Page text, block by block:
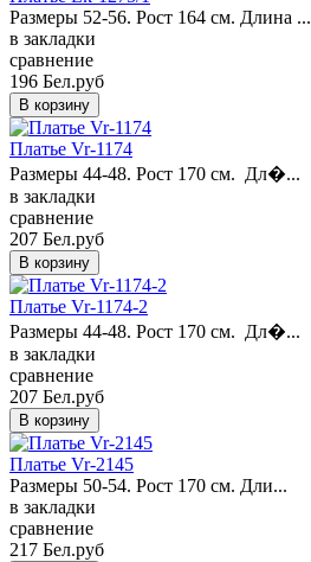
Размеры 52-56. Рост 164 см. Длина ...
в закладки
сравнение
196 Бел.руб
Платье Vr-1174
Размеры 44-48. Рост 170 см. Дл�...
в закладки
сравнение
207 Бел.руб
Платье Vr-1174-2
Размеры 44-48. Рост 170 см. Дл�...
в закладки
сравнение
207 Бел.руб
Платье Vr-2145
Размеры 50-54. Рост 170 см. Дли...
в закладки
сравнение
217 Бел.руб